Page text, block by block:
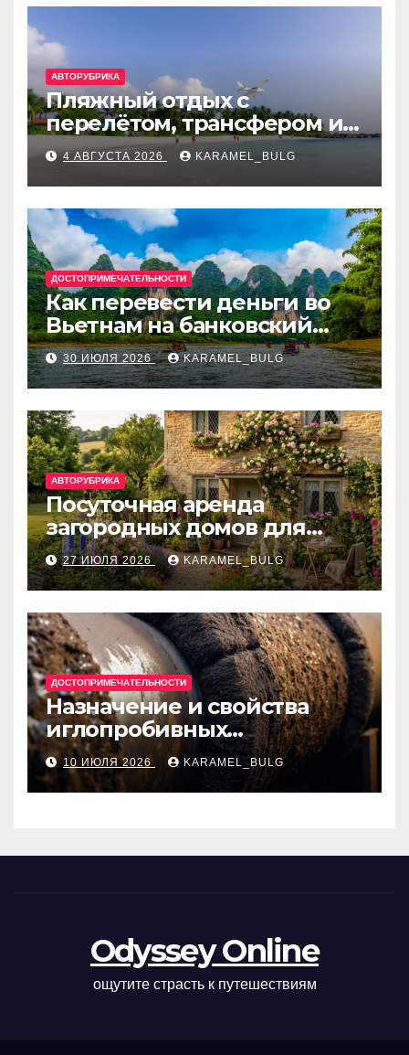
АВТОРУБРИКА
Пляжный отдых с
перелётом, трансфером и
отелем на Мальдивах, в
Турции, Греции, Таиланде
и Европе
4 АВГУСТА 2026 KARAMEL_BULG
ДОСТОПРИМЕЧАТЕЛЬНОСТИ
Как перевести деньги во
Вьетнам на банковский
счёт: VietcomBank, BIDV,
Techcombank и другие
банки
30 ИЮЛЯ 2026 KARAMEL_BULG
АВТОРУБРИКА
Посуточная аренда
загородных домов для
отдыха
27 ИЮЛЯ 2026 KARAMEL_BULG
ДОСТОПРИМЕЧАТЕЛЬНОСТИ
Назначение и свойства
иглопробивных
базальтовых огнеупорных
матов
10 ИЮЛЯ 2026 KARAMEL_BULG
Odyssey Online
ощутите страсть к путешествиям